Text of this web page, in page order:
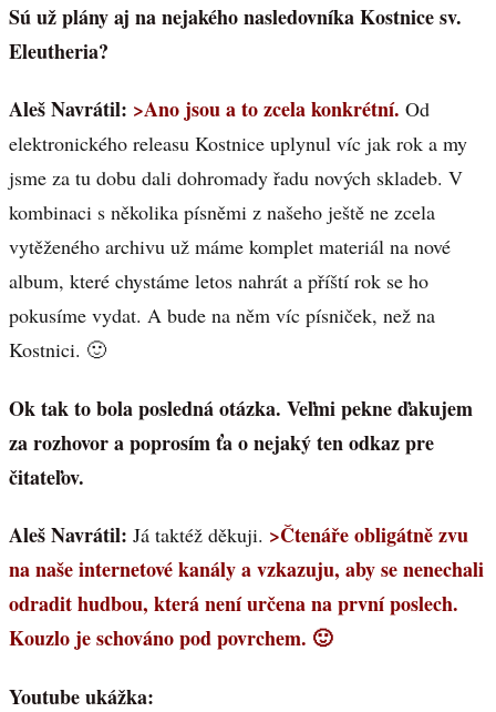
Sú už plány aj na nejakého nasledovníka Kostnice sv.
Eleutheria?
Aleš Navrátil: >Ano jsou a to zcela konkrétní. Od
elektronického releasu Kostnice uplynul víc jak rok a my
jsme za tu dobu dali dohromady řadu nových skladeb. V
kombinaci s několika písněmi z našeho ještě ne zcela
vytěženého archivu už máme komplet materiál na nové
album, které chystáme letos nahrát a příští rok se ho
pokusíme vydat. A bude na něm víc písniček, než na
Kostnici. 🙂
Ok tak to bola posledná otázka. Veľmi pekne ďakujem
za rozhovor a poprosím ťa o nejaký ten odkaz pre
čitateľov.
Aleš Navrátil: Já taktéž děkuji. >Čtenáře obligátně zvu
na naše internetové kanály a vzkazuju, aby se nenechali
odradit hudbou, která není určena na první poslech.
Kouzlo je schováno pod povrchem. 🙂
Youtube ukážka: